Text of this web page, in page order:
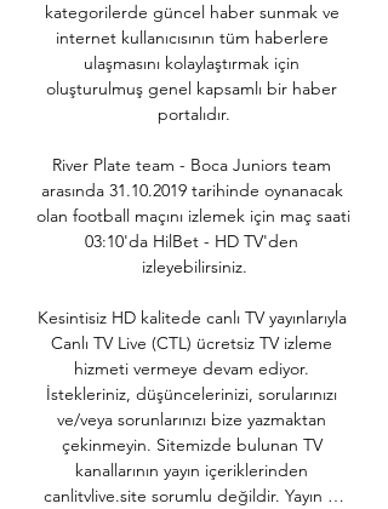
kategorilerde güncel haber sunmak ve
internet kullanıcısının tüm haberlere
ulaşmasını kolaylaştırmak için
oluşturulmuş genel kapsamlı bir haber
portalıdır.
River Plate team - Boca Juniors team
arasında 31.10.2019 tarihinde oynanacak
olan football maçını izlemek için maç saati
03:10'da HilBet - HD TV'den
izleyebilirsiniz.
Kesintisiz HD kalitede canlı TV yayınlarıyla
Canlı TV Live (CTL) ücretsiz TV izleme
hizmeti vermeye devam ediyor.
İstekleriniz, düşüncelerinizi, sorularınızı
ve/veya sorunlarınızı bize yazmaktan
çekinmeyin. Sitemizde bulunan TV
kanallarının yayın içeriklerinden
canlitvlive.site sorumlu değildir. Yayın …